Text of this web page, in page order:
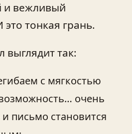
вежливый
тонкая грань.
так:
с мягкостью
очень
письмо становится